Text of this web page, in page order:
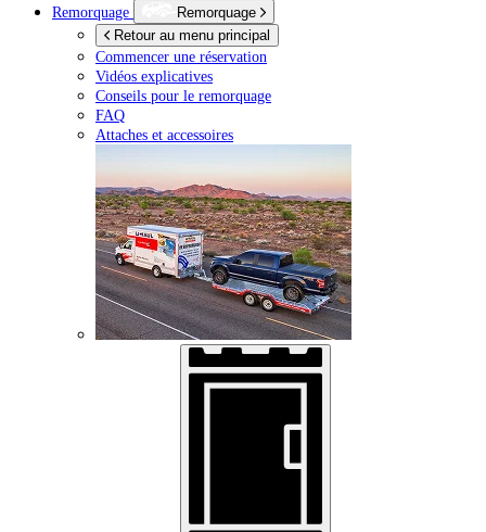
Remorquage
Remorquage
Retour au menu principal
Commencer une réservation
Vidéos explicatives
Conseils pour le remorquage
FAQ
Attaches et accessoires